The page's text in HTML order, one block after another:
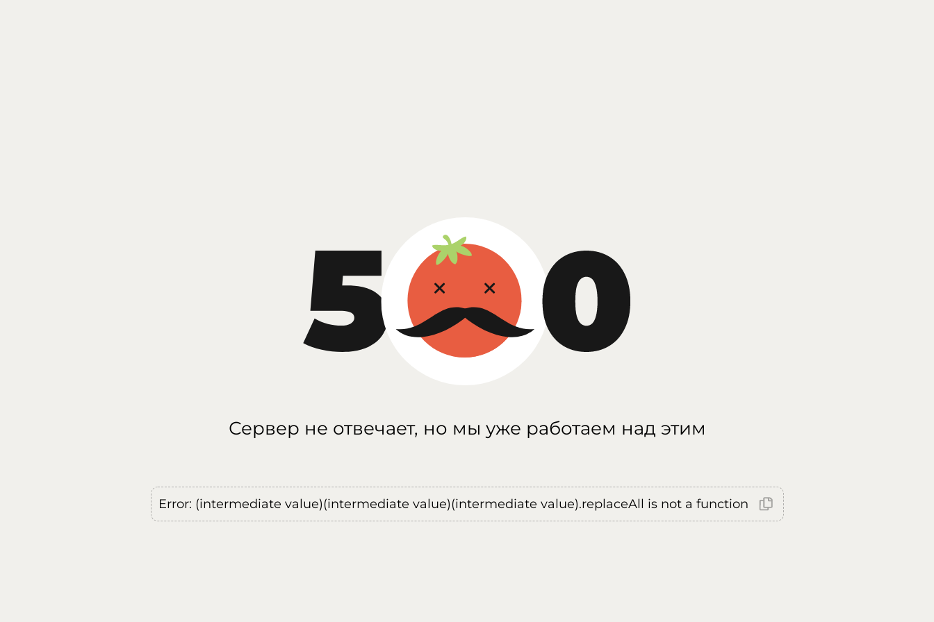
Сервер не отвечает, но мы уже работаем над этим
Error: (intermediate value)(intermediate value)(intermediate value).replaceAll is not a function